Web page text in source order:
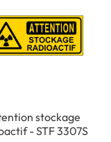
stockage
- STF 3307S